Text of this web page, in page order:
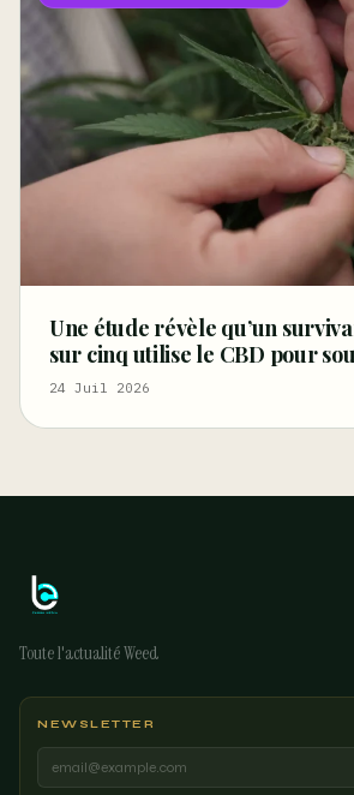
Une étude révèle qu’un
sur cinq utilise le CBD pour
symptômes tels que la douleur,
Moment
24 Juil 2026
Toute l'actualité Weed
NEWSLETTER